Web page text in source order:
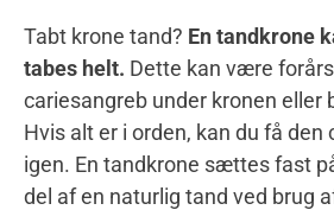
Tabt krone tand? En tandkrone
tabes helt. Dette kan være
cariesangreb under kronen eller
Hvis alt er i orden, kan du få
igen. En tandkrone sættes fast
del af en naturlig tand ved brug